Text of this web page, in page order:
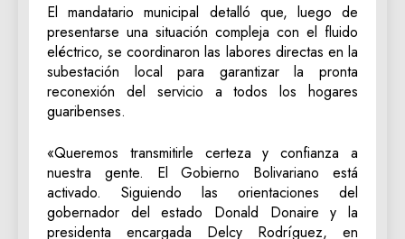
El mandatario municipal detalló que, luego de
presentarse una situación compleja con el fluido
eléctrico, se coordinaron las labores directas en la
subestación local para garantizar la pronta
reconexión del servicio a todos los hogares
guaribenses.
«Queremos transmitirle certeza y confianza a
nuestra gente. El Gobierno Bolivariano está
activado. Siguiendo las orientaciones del
gobernador del estado Donald Donaire y la
presidenta encargada Delcy Rodríguez, en